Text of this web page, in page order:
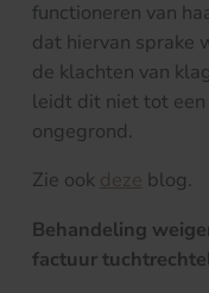
functioneren van
dat hiervan sprake
de klachten van
leidt dit niet tot
ongegrond.
Zie ook deze blog.
Behandeling
factuur